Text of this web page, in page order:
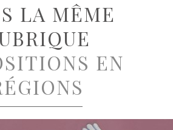
LA MÊME
EN